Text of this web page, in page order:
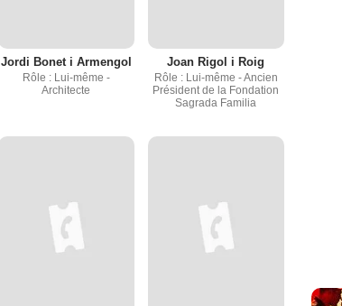
Jordi Bonet i Armengol
Rôle : Lui-même -
Architecte
Joan Rigol i Roig
Rôle : Lui-même - Ancien
Président de la Fondation
Sagrada Familia